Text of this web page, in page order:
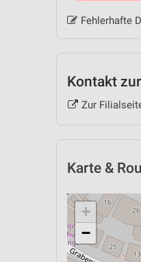
Fehlerhafte
Kontakt
Zur
Karte &
+
−